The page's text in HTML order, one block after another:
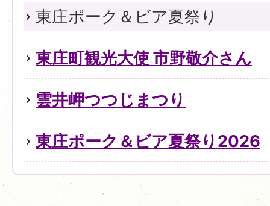
東庄ポーク＆ビア夏祭り
東庄町観光大使 市野敬介さん
雲井岬つつじまつり
東庄ポーク＆ビア夏祭り2026